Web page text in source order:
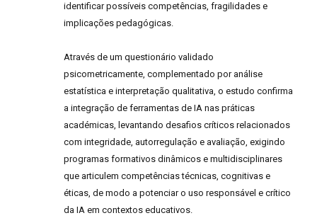
identificar possíveis competências, fragilidades e
implicações pedagógicas.
Através de um questionário validado
psicometricamente, complementado por análise
estatística e interpretação qualitativa, o estudo confirma
a integração de ferramentas de IA nas práticas
académicas, levantando desafios críticos relacionados
com integridade, autorregulação e avaliação, exigindo
programas formativos dinâmicos e multidisciplinares
que articulem competências técnicas, cognitivas e
éticas, de modo a potenciar o uso responsável e crítico
da IA em contextos educativos.